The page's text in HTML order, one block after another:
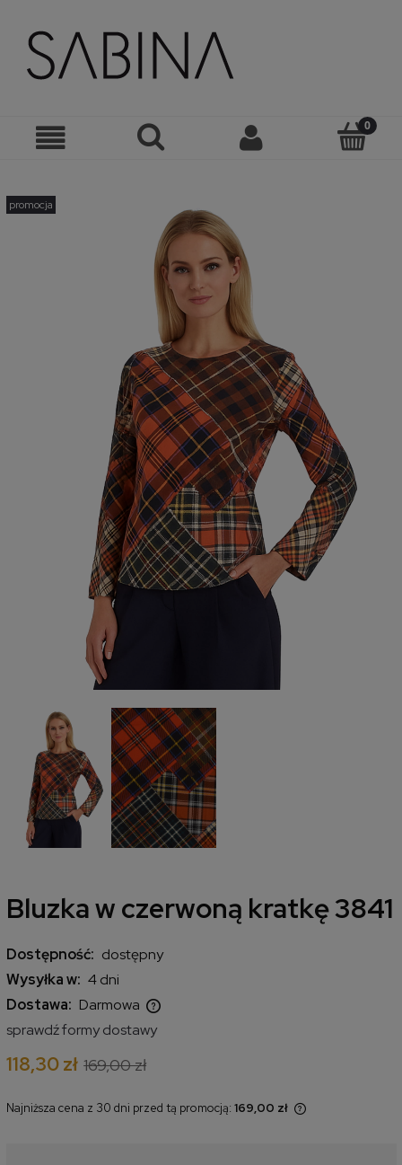
promocja
Bluzka w czerwoną kratkę 3841
Dostępność: dostępny
Wysyłka w: 4 dni
Dostawa: Darmowa
Cena nie zawiera ewentualnych kosztów płatności
sprawdź formy dostawy
118,30 zł 169,00 zł
Najniższa cena z 30 dni przed tą promocją: 169,00 zł